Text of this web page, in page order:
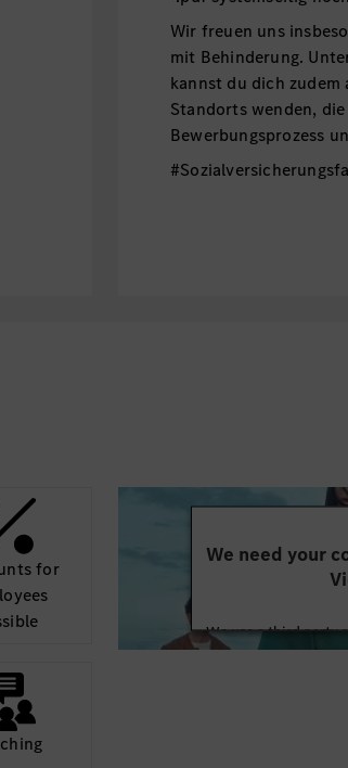
Wir freuen uns
mit Behinderung.
kannst du dich
Standorts wenden,
Bewerbungsprozess
for
We need your
We use a third party
may collect data